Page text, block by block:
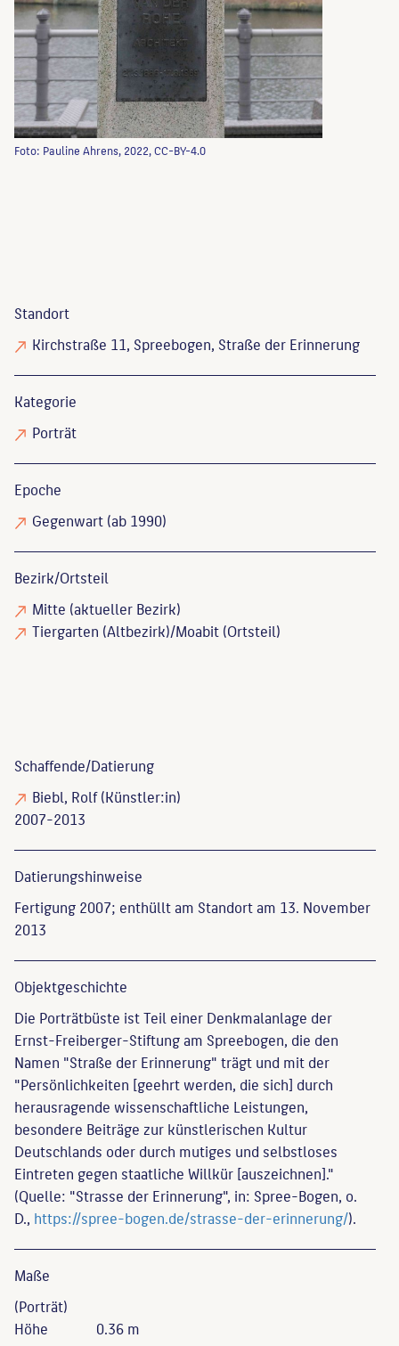
Foto: Pauline Ahrens, 2022, CC-BY-4.0
Standort
Kirchstraße 11, Spreebogen, Straße der Erinnerung
Kategorie
Porträt
Epoche
Gegenwart (ab 1990)
Bezirk/Ortsteil
Mitte (aktueller Bezirk)
Tiergarten (Altbezirk)/Moabit (Ortsteil)
Schaffende/Datierung
Biebl, Rolf(Künstler:in)
2007-2013
Datierungs­hinweise
Fertigung 2007; enthüllt am Standort am 13. November
2013
Objekt­geschichte
Die Porträtbüste ist Teil einer Denkmalanlage der
Ernst-Freiberger-Stiftung am Spreebogen, die den
Namen "Straße der Erinnerung" trägt und mit der
"Persönlichkeiten [geehrt werden, die sich] durch
herausragende wissenschaftliche Leistungen,
besondere Beiträge zur künstlerischen Kultur
Deutschlands oder durch mutiges und selbstloses
Eintreten gegen staatliche Willkür [auszeichnen]."
(Quelle: "Strasse der Erinnerung", in: Spree-Bogen, o.
D., https://spree-bogen.de/strasse-der-erinnerung/).
Maße
(Porträt)
Höhe
0.36 m